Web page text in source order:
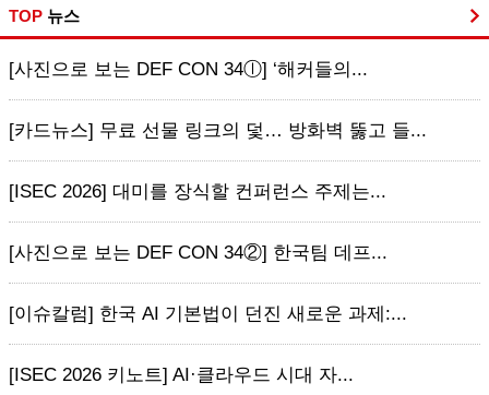
TOP 뉴스
[사진으로 보는 DEF CON 34ⓛ] ‘해커들의...
[카드뉴스] 무료 선물 링크의 덫… 방화벽 뚫고 들...
[ISEC 2026] 대미를 장식할 컨퍼런스 주제는...
[사진으로 보는 DEF CON 34②] 한국팀 데프...
[이슈칼럼] 한국 AI 기본법이 던진 새로운 과제:...
[ISEC 2026 키노트] AI·클라우드 시대 자...